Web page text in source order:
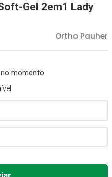
Gel 2em1 Lady
Ortho Pauher
momento